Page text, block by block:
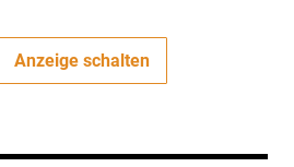
Anzeige schalten